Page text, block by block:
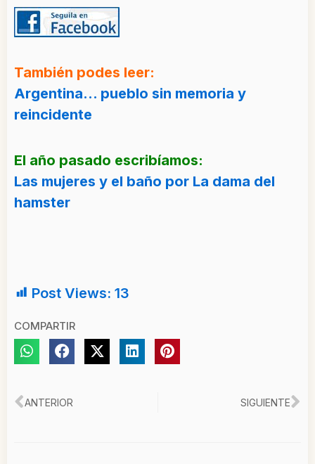
También podes leer:
Argentina… pueblo sin memoria y
reincidente
El año pasado escribíamos:
Las mujeres y el baño por La dama del
hamster
Post Views: 13
COMPARTIR
Ant
ANTERIOR SIGUIENTE